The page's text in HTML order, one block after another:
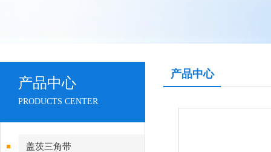
产品中心
PRODUCTS CENTER
盖茨三角带
产品中心